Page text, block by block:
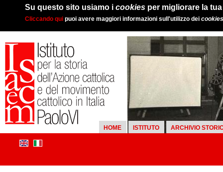
Su questo sito usiamo i cookies per migliorare la
Cliccando qui puoi avere maggiori informazioni sull'utilizzo dei cookies
HOME ISTITUTO ARCHIVIO